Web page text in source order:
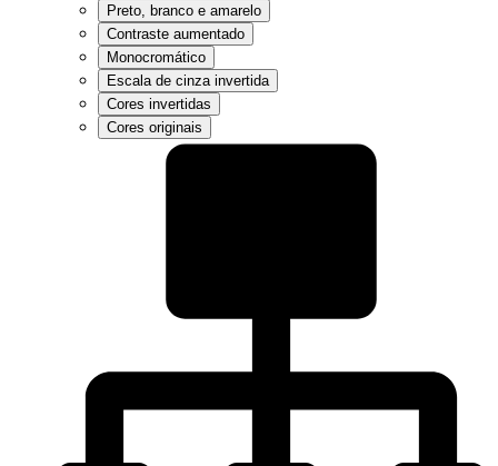
Preto, branco e amarelo
Contraste aumentado
Monocromático
Escala de cinza invertida
Cores invertidas
Cores originais